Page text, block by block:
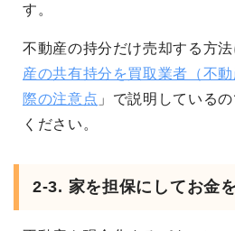
す。
不動産の持分だけ売却する方
産の共有持分を買取業者（不
際の注意点 」で説明している
ください。
2-3. 家を担保にしてお金